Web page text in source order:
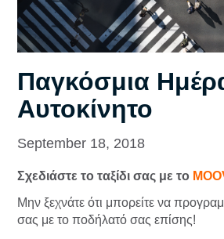
Παγκόσμια
Αυτοκίνητο
September 18, 2018
Σχεδιάστε το ταξίδι σας με το
Μην ξεχνάτε ότι μπορείτε να
σας με το ποδήλατό σας επίσης!